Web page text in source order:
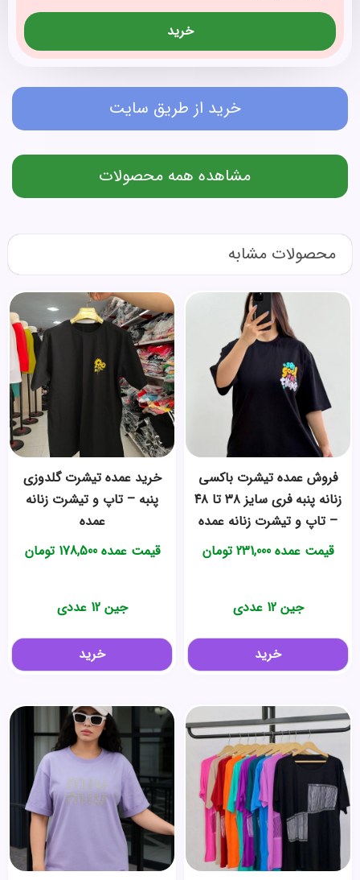
خرید
خرید از طریق سایت
مشاهده همه محصولات
محصولات مشابه
فروش عمده تیشرت باکسی
زنانه پنبه فری سایز ۳۸ تا ۴۸
– تاپ و تیشرت زنانه عمده
قیمت عمده231,000 تومان
جین 12 عددی
خرید
خرید عمده تیشرت گلدوزی
پنبه – تاپ و تیشرت زنانه
عمده
قیمت عمده178,500 تومان
جین 12 عددی
خرید